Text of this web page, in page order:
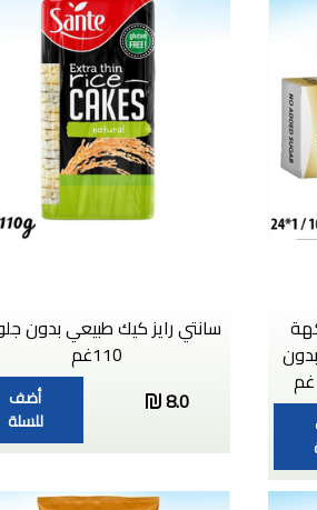
سانتي رايز كيك طبيعي بدون
110غم
8.0
أضف
للسلة